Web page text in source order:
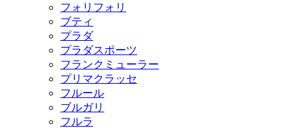
フォリフォリ
ブティ
プラダ
プラダスポーツ
フランクミューラー
プリマクラッセ
フルール
ブルガリ
フルラ